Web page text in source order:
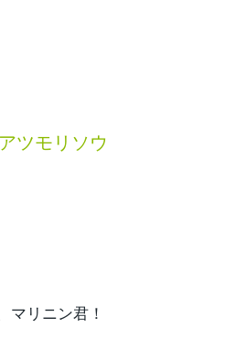
ツモリソウ
マリニン君！